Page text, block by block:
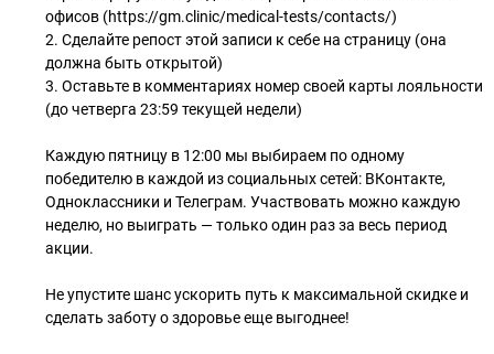
офисов (https://gm.clinic/medical-tests/contacts/)
2. Сделайте репост этой записи к себе на страницу (она
должна быть открытой)
3. Оставьте в комментариях номер своей карты лояльности
(до четверга 23:59 текущей недели)
Каждую пятницу в 12:00 мы выбираем по одному
победителю в каждой из социальных сетей: ВКонтакте,
Одноклассники и Телеграм. Участвовать можно каждую
неделю, но выиграть — только один раз за весь период
акции.
Не упустите шанс ускорить путь к максимальной скидке и
сделать заботу о здоровье еще выгоднее!